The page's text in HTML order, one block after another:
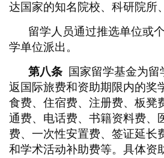
达国家的知名院校、科研院所
留学人员通过推选单位或
学单位派出。
第八条 国家留学基金为留
返国际旅费和资助期限内的奖
食费、住宿费、注册费、板凳
通费、电话费、书籍资料费、
费、一次性安置费、签证延长
和学术活动补助费等。具体资